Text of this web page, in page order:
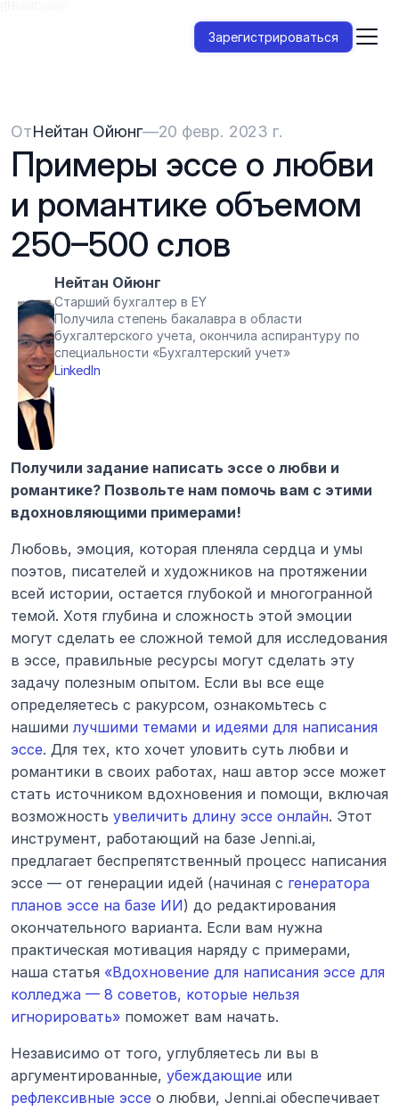
Зарегистрироваться
ОтНейтан Ойюнг—20 февр. 2023 г.
Примеры эссе о любви
и романтике объемом
250–500 слов
Нейтан Ойюнг
Старший бухгалтер в EY
Получила степень бакалавра в области
бухгалтерского учета, окончила аспирантуру по
специальности «Бухгалтерский учет»
LinkedIn
Получили задание написать эссе о любви и
романтике? Позвольте нам помочь вам с этими
вдохновляющими примерами!
Любовь, эмоция, которая пленяла сердца и умы
поэтов, писателей и художников на протяжении
всей истории, остается глубокой и многогранной
темой. Хотя глубина и сложность этой эмоции
могут сделать ее сложной темой для исследования
в эссе, правильные ресурсы могут сделать эту
задачу полезным опытом. Если вы все еще
определяетесь с ракурсом, ознакомьтесь с
нашими лучшими темами и идеями для написания
эссе. Для тех, кто хочет уловить суть любви и
романтики в своих работах, наш автор эссе может
стать источником вдохновения и помощи, включая
возможность увеличить длину эссе онлайн. Этот
инструмент, работающий на базе Jenni.ai,
предлагает беспрепятственный процесс написания
эссе — от генерации идей (начиная с генератора
планов эссе на базе ИИ) до редактирования
окончательного варианта. Если вам нужна
практическая мотивация наряду с примерами,
наша статья «Вдохновение для написания эссе для
колледжа — 8 советов, которые нельзя
игнорировать» поможет вам начать.
Независимо от того, углубляетесь ли вы в
аргументированные, убеждающие
рефлексивные эссе о любви, Jenni.ai обеспечивает